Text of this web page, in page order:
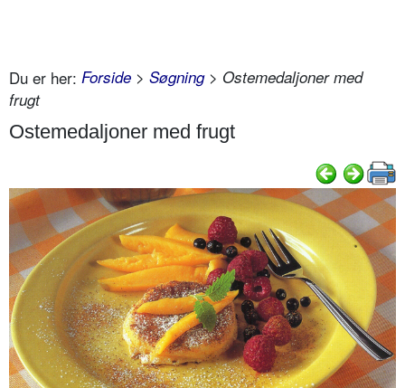
Du er her: Forside > Søgning> Ostemedaljoner med
frugt
Ostemedaljoner med frugt